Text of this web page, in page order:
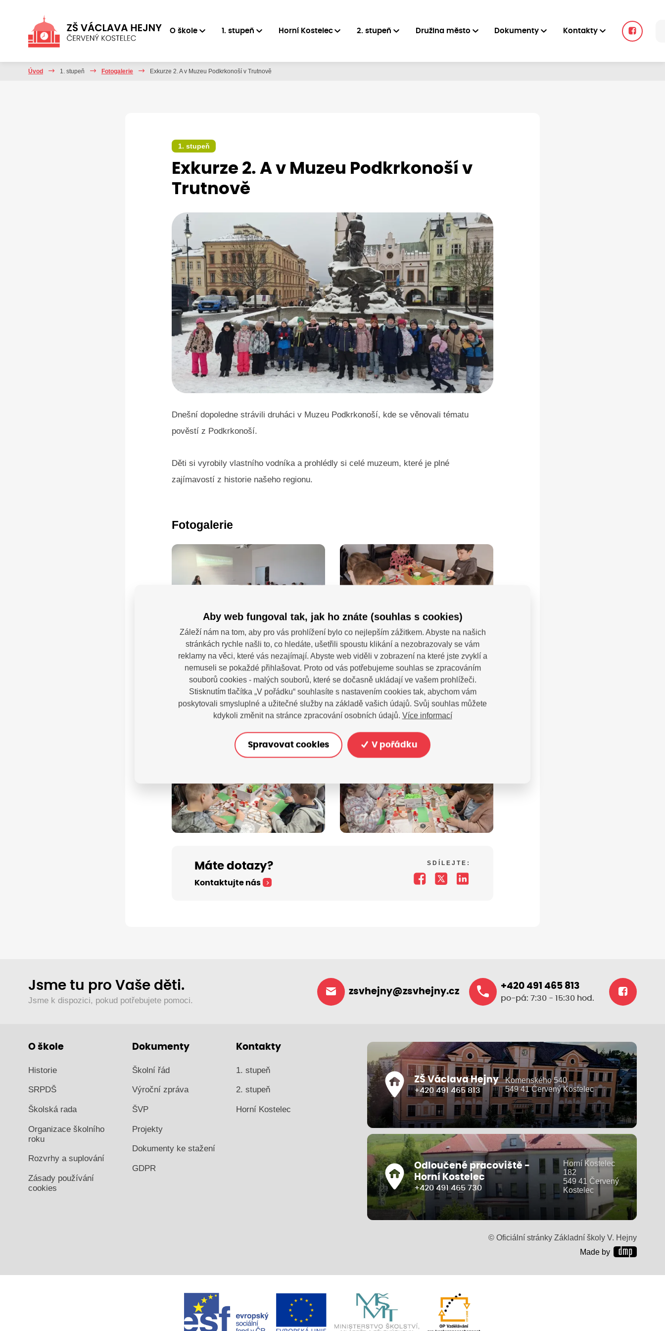
O škole 1. stupeň Horní Kostelec 2. stupeň Družina město Dokumenty Kontakty
Úvod 1. stupeň Fotogalerie Exkurze 2. A v Muzeu Podkrkonoší v Trutnově
1. stupeň
Exkurze 2. A v Muzeu Podkrkonoší v
Trutnově
Dnešní dopoledne strávili druháci v Muzeu Podkrkonoší, kde se věnovali tématu
pověstí z Podkrkonoší.
Děti si vyrobily vlastního vodníka a prohlédly si celé muzeum, které je plné
zajímavostí z historie našeho regionu.
Fotogalerie
Máte dotazy?
Kontaktujte nás
SDÍLEJTE:
Jsme tu pro Vaše děti.
Jsme k dispozici, pokud potřebujete pomoci.
zsvhejny@zsvhejny.cz
+420 491 465 813
po-pá: 7:30 - 15:30 hod.
O škole
Historie
SRPDŠ
Školská rada
Organizace školního
roku
Rozvrhy a suplování
Zásady používání
cookies
Dokumenty
Školní řád
Výroční zpráva
ŠVP
Projekty
Dokumenty ke stažení
GDPR
Kontakty
1. stupeň
2. stupeň
Horní Kostelec
ZŠ Václava Hejny
+420 491 465 813
Komenského 540
549 41 Červený Kostelec
Odloučené pracoviště -
Horní Kostelec
+420 491 465 730
Horní Kostelec
182
549 41 Červený
Kostelec
© Oficiální stránky Základní školy V. Hejny
Made by
Aby web fungoval tak, jak ho znáte (souhlas s cookies)
Záleží nám na tom, aby pro vás prohlížení bylo co nejlepším zážitkem. Abyste na našich
stránkách rychle našli to, co hledáte, ušetřili spoustu klikání a nezobrazovaly se vám
reklamy na věci, které vás nezajímají. Abyste web viděli v zobrazení na které jste zvyklí a
nemuseli se pokaždé přihlašovat. Proto od vás potřebujeme souhlas se zpracováním
souborů cookies - malých souborů, které se dočasně ukládají ve vašem prohlížeči.
Stisknutím tlačítka „V pořádku“ souhlasíte s nastavením cookies tak, abychom vám
poskytovali smysluplné a užitečné služby na základě vašich údajů. Svůj souhlas můžete
kdykoli změnit na stránce zpracování osobních údajů. Více informací
Spravovat cookies V pořádku